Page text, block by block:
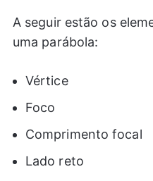
A seguir estão os
uma parábola:
Vértice
Foco
Comprimento focal
Lado reto